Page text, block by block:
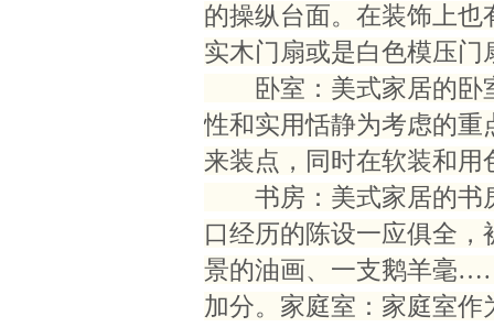
的操纵台面。在装饰上
实木门扇或是白色模压
卧室：美式家居的卧
性和实用恬静为考虑的
来装点，同时在软装和用
书房：美式家居的书
口经历的陈设一应俱全
景的油画、一支鹅羊毫
加分。家庭室：家庭室